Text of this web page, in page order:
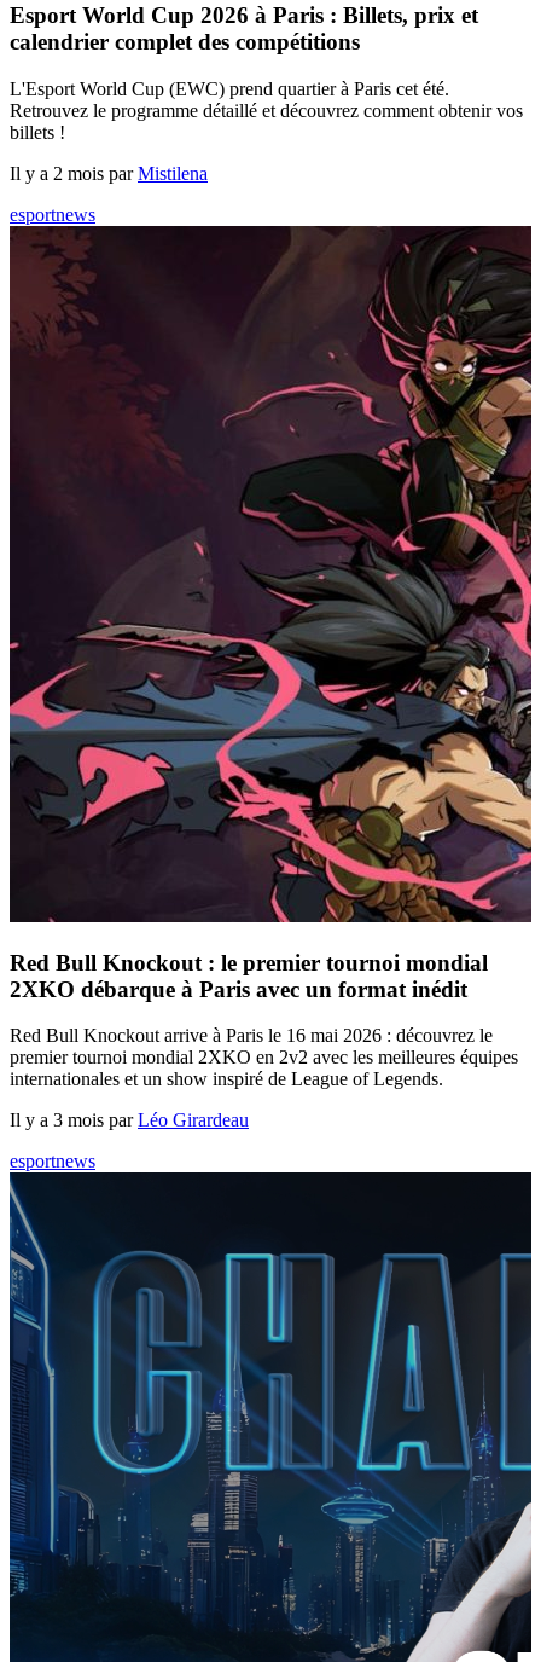
Esport World Cup 2026 à Paris : Billets, prix et
calendrier complet des compétitions
L'Esport World Cup (EWC) prend quartier à Paris cet été.
Retrouvez le programme détaillé et découvrez comment obtenir vos
billets !
Il y a 2 mois parMistilena
esportnews
Red Bull Knockout : le premier tournoi mondial
2XKO débarque à Paris avec un format inédit
Red Bull Knockout arrive à Paris le 16 mai 2026 : découvrez le
premier tournoi mondial 2XKO en 2v2 avec les meilleures équipes
internationales et un show inspiré de League of Legends.
Il y a 3 mois parLéo Girardeau
esportnews